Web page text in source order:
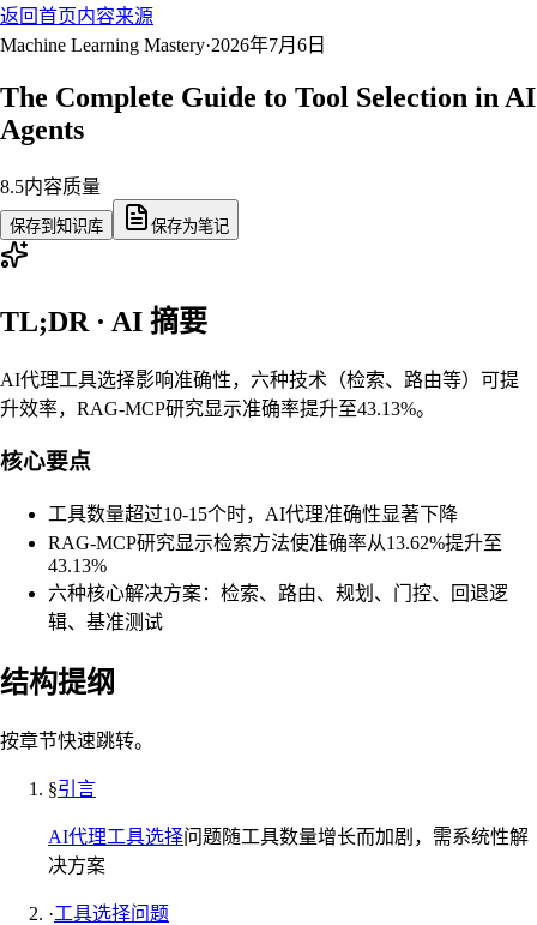
返回首页内容来源
Machine Learning Mastery·2026年7月6日
The Complete Guide to Tool Selection in AI
Agents
8.5内容质量
保存到知识库 保存为笔记
TL;DR · AI 摘要
AI代理工具选择影响准确性，六种技术（检索、路由等）可提
升效率，RAG-MCP研究显示准确率提升至43.13%。
核心要点
工具数量超过10-15个时，AI代理准确性显著下降
RAG-MCP研究显示检索方法使准确率从13.62%提升至
43.13%
六种核心解决方案：检索、路由、规划、门控、回退逻
辑、基准测试
结构提纲
按章节快速跳转。
§引言
AI代理工具选择问题随工具数量增长而加剧，需系统性解
决方案
·工具选择问题